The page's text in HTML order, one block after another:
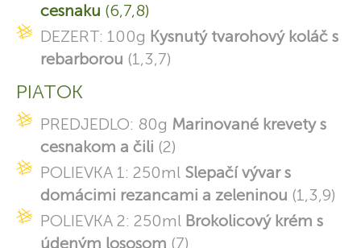
cesnaku (6,7,8)
DEZERT: 100g Kysnutý tvarohový koláč s
rebarborou (1,3,7)
PIATOK
PREDJEDLO: 80g Marinované krevety s
cesnakom a čili (2)
POLIEVKA 1: 250ml Slepačí vývar s
domácimi rezancami a zeleninou (1,3,9)
POLIEVKA 2: 250ml Brokolicový krém s
údeným lososom (7)